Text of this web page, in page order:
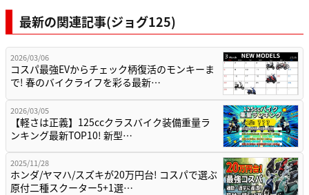
最新の関連記事(ジョグ125)
2026/03/06
コスパ最強EVからチェック柄復活のモンキーま
で! 春のバイクライフを彩る最新…
2026/03/05
【軽さは正義】125ccクラスバイク装備重量ラ
ンキング最新TOP10! 新型…
2025/11/28
ホンダ/ヤマハ/スズキが20万円台! コスパで選ぶ
原付二種スクーター5+1選…